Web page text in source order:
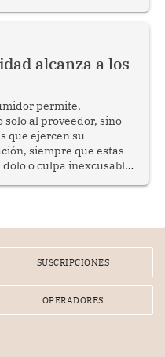
cohesión
alcanza a los
permite,
al proveedor, sino
que ejercen su
siempre que estas
o culpa inexcusable
meet and greet con
SUSCRIPCIONES
OPERADORES